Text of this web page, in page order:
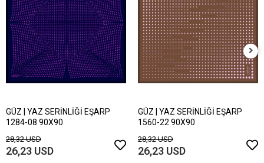
GÜZ | YAZ SERİNLİĞİ EŞARP
1284-08 90X90
28,32 USD
26,23 USD
GÜZ | YAZ SERİNLİĞİ EŞARP
1560-22 90X90
28,32 USD
26,23 USD